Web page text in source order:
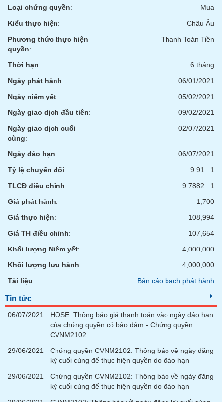
Loại chứng quyền:
Mua
Kiểu thực hiện:
Châu Âu
Phương thức thực hiện
quyền:
Thanh Toán Tiền
Thời hạn:
6 tháng
Ngày phát hành:
06/01/2021
Ngày niêm yết:
05/02/2021
Ngày giao dịch đầu tiên:
09/02/2021
Ngày giao dịch cuối
cùng:
02/07/2021
Ngày đáo hạn:
06/07/2021
Tỷ lệ chuyển đổi:
9.91 : 1
TLCĐ điều chỉnh:
9.7882 : 1
Giá phát hành:
1,700
Giá thực hiện:
108,994
Giá TH điều chỉnh:
107,654
Khối lượng Niêm yết:
4,000,000
Khối lượng lưu hành:
4,000,000
Tài liệu: Bản cáo bạch phát hành
Tin tức
06/07/2021
HOSE: Thông báo giá thanh toán vào ngày đáo hạn
của chứng quyền có bảo đảm - Chứng quyền
CVNM2102
29/06/2021
Chứng quyền CVNM2102: Thông báo về ngày đăng
ký cuối cùng để thực hiện quyền do đáo hạn
29/06/2021
Chứng quyền CVNM2102: Thông báo về ngày đăng
ký cuối cùng để thực hiện quyền do đáo hạn
Thuật
(-)
vụ
tạo
tài
chính
Công
đầu
Truyền
thông